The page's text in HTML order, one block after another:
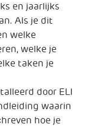
en jaarlijks
Als je dit
welke
welke je
taken je
door ELI
waarin
hoe je